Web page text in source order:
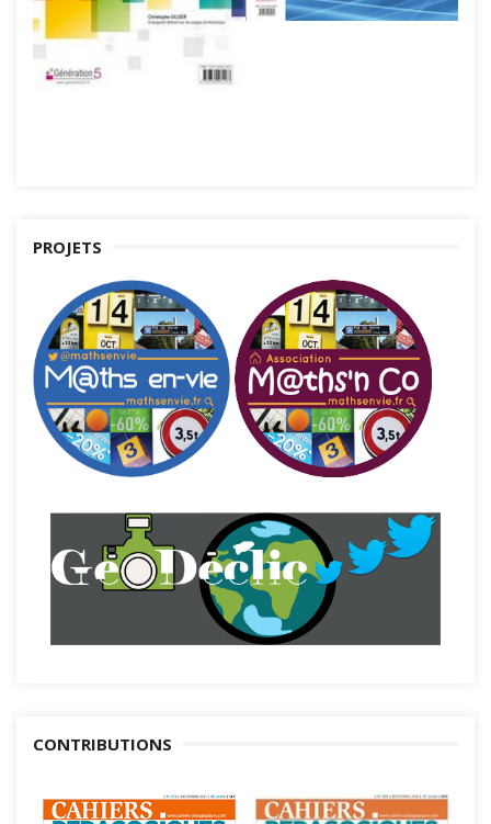
PROJETS
CONTRIBUTIONS